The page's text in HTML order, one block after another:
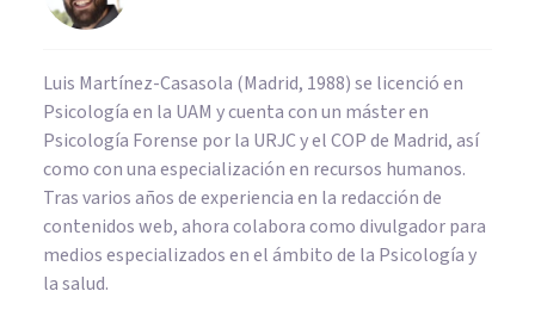
Luis Martínez-Casasola (Madrid, 1988) se licenció en
Psicología en la UAM y cuenta con un máster en
Psicología Forense por la URJC y el COP de Madrid, así
como con una especialización en recursos humanos.
Tras varios años de experiencia en la redacción de
contenidos web, ahora colabora como divulgador para
medios especializados en el ámbito de la Psicología y
la salud.